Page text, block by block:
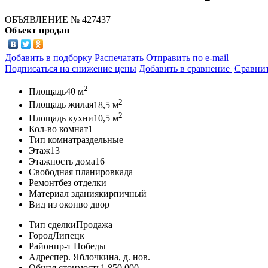
ОБЪЯВЛЕНИЕ № 427437
Объект продан
Добавить в подборку Распечатать Отправить по e-mail
Подписаться на снижение цены Добавить в сравнение
Площадь40 м2
Площадь жилая18,5 м2
Площадь кухни10,5 м2
Кол-во комнат1
Тип комнатраздельные
Этаж13
Этажность дома16
Свободная планировкада
Ремонтбез отделки
Материал зданиякирпичный
Вид из оконво двор
Тип сделкиПродажа
ГородЛипецк
Районпр-т Победы
Адреспер. Яблочкина, д. нов.